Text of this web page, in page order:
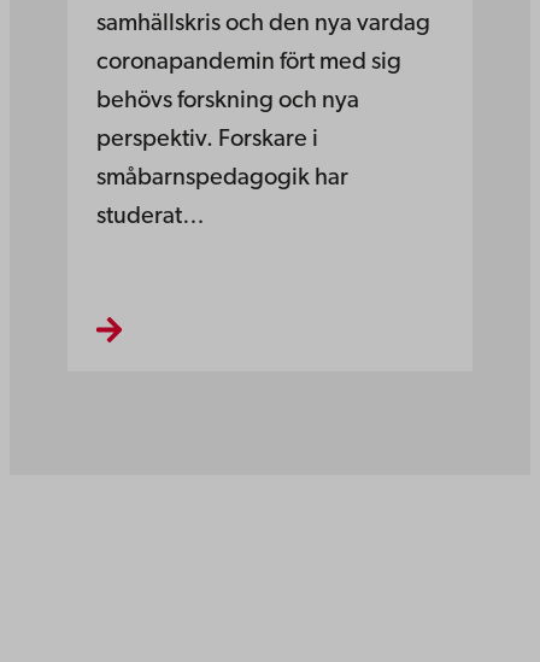
samhällskris och den nya vardag
coronapandemin fört med sig
behövs forskning och nya
perspektiv. Forskare i
småbarnspedagogik har
studerat…